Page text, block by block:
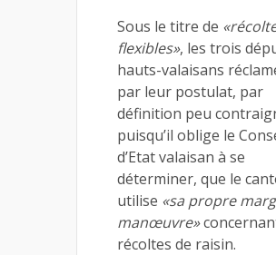
Sous le titre de
flexibles», les trois
hauts-valaisans
par leur postulat, par
définition peu
puisqu’il oblige le
d’Etat valaisan à se
déterminer, que le
utilise «sa propre
manœuvre»
récoltes de raisin.